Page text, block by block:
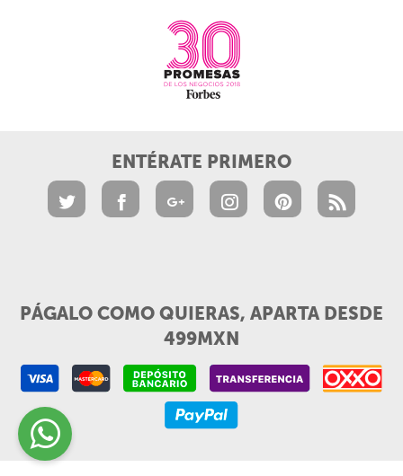
ENTÉRATE PRIMERO
PÁGALO COMO QUIERAS, APARTA DESDE
499MXN